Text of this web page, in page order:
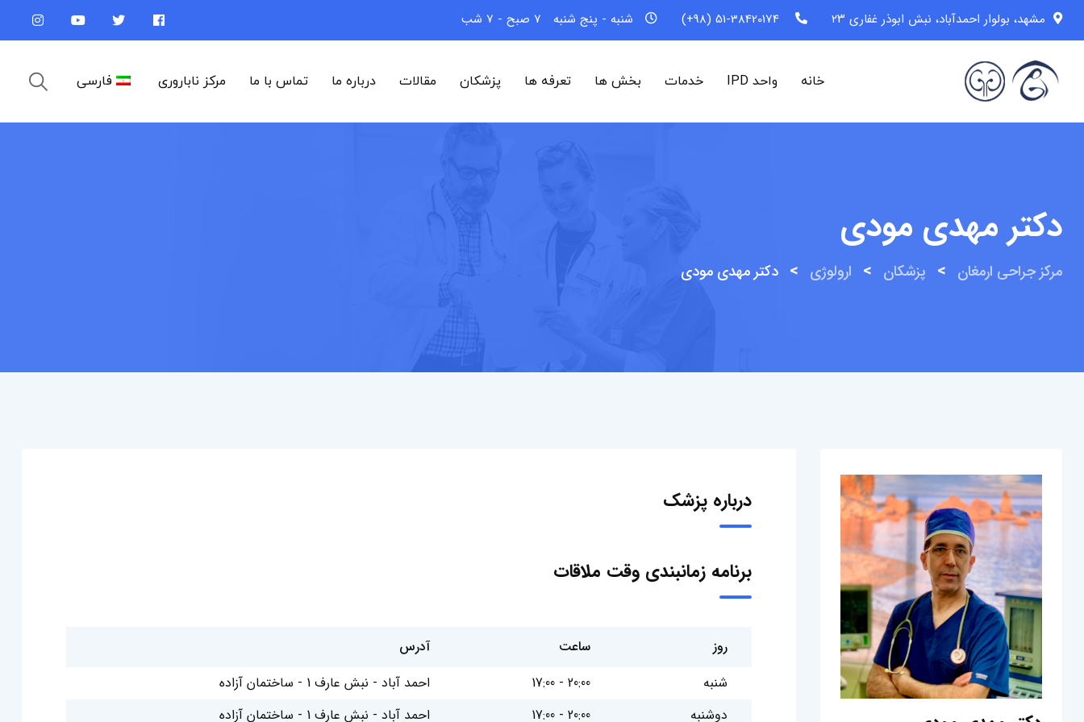
پرش
محتوا
مشهد، بولوار احمدآباد، نبش ابوذر غفاری ۲۳ 51-38420174 (98+) شنبه - پنج شنبه
خانه واحد IPD خدمات بخش ها تعرفه ها پزشکان مقالات درباره ما تماس با ما مرکز ناباروری فارسی
دکتر مهدی مودی
مرکز جراحی ارمغان > پزشکان > ارولوژی > دکتر مهدی مودی
درباره پزشک
برنامه زمانبندی وقت ملاقات
روز ساعت
آدرس
شنبه
17:00 - 20:00
احمد آباد - نبش عارف 1 - ساختمان آزاده
دوشنبه
17:00 - 20:00
احمد آباد - نبش عارف 1 - ساختمان آزاده